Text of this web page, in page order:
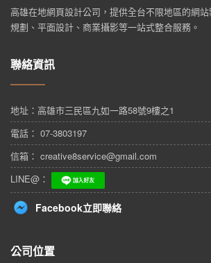
高雄在地網頁設計公司，提供全台不限地區的網
規劃、平面設計、商業攝影等一站式整合服務。
聯絡資訊
地址： 高雄市三民區九如一路58號9樓之1
電話： 07-3803197
信箱： creative8service@gmail.com
LINE@：
Facebook立即聯絡
公司位置